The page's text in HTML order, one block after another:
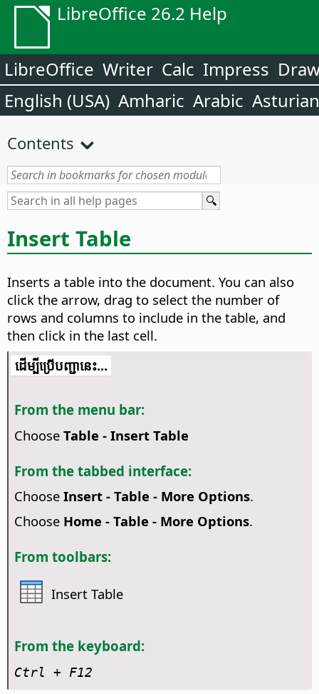
LibreOffice 26.2 Help
LibreOffice Writer Calc Impress
English (USA) Amharic Arabic Asturian
Contents
Insert Table
Inserts a table into the document. You can also
click the arrow, drag to select the number of
rows and columns to include in the table, and
then click in the last cell.
​​ដើម្បី​ប្រើ​​បញ្ជា​នេះ...
From the menu bar:
Choose Table - Insert Table
From the tabbed interface:
Choose Insert - Table - More Options.
Choose Home - Table - More Options.
From toolbars:
Insert Table
From the keyboard:
Ctrl + F12